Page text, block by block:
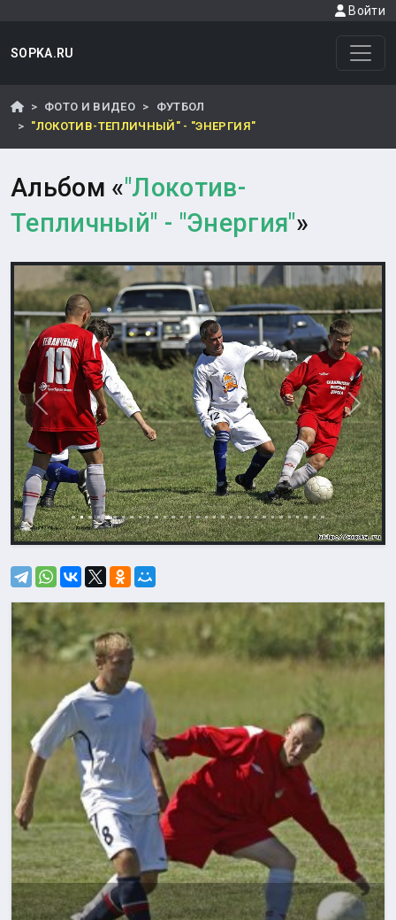
Войти
SOPKA.RU
ФОТО И ВИДЕО
ФУТБОЛ
"ЛОКОТИВ-ТЕПЛИЧНЫЙ" - "ЭНЕРГИЯ"
Альбом «"Локотив-
Тепличный" - "Энергия"»
Назад